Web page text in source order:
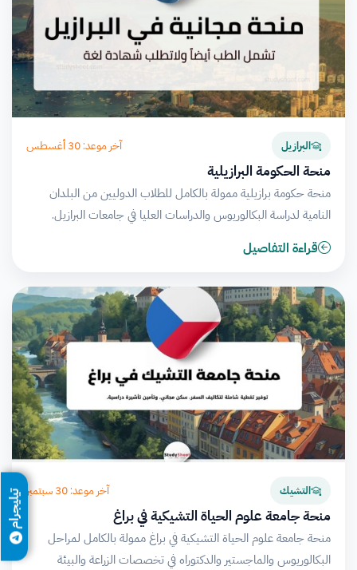
البرازيل آخر موعد: 30 أغسطس
منحة الحكومة البرازيلية
منحة حكومة برازيلية ممولة بالكامل للطلاب الدوليين من البلدان
النامية لدراسة البكالوريوس والدراسات العليا في جامعات البرازيل.
قراءة التفاصيل
التشيك آخر موعد: 30 سبتمبر
منحة جامعة علوم الحياة التشيكية في براغ
منحة جامعة علوم الحياة التشيكية في براغ ممولة بالكامل لمراحل
البكالوريوس والماجستير والدكتوراه في تخصصات الزراعة والبيئة
تيليجرام